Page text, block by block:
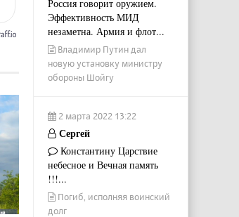
Россия говорит оружием.
Эффективность МИД
незаметна. Армия и флот...
Владимир Путин дал
новую установку министру
обороны Шойгу
2 марта 2022 13:22
Сергей
Константину Царствие
небесное и Вечная память
!!!...
Погиб, исполняя воинский
долг